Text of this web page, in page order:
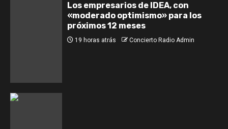
Los empresarios de IDEA, con
«moderado optimismo» para los
próximos 12 meses
19 horas atrás Concierto Radio Admin